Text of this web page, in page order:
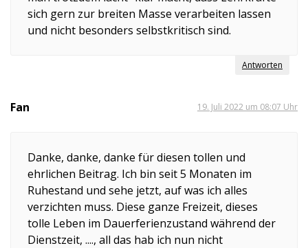
sich gern zur breiten Masse verarbeiten lassen
und nicht besonders selbstkritisch sind.
Antworten
Fan 19. Juli 2022 um 08:07 Uhr
Danke, danke, danke für diesen tollen und
ehrlichen Beitrag. Ich bin seit 5 Monaten im
Ruhestand und sehe jetzt, auf was ich alles
verzichten muss. Diese ganze Freizeit, dieses
tolle Leben im Dauerferienzustand während der
Dienstzeit, ...., all das hab ich nun nicht